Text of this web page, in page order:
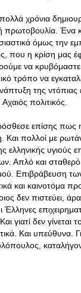
χρόνια
πρωτοβουλία . Ένα
όμως την
που η κρίση μας
να
τρόπο να
της ντόπιας
πολιτικός.
επίσης πως η
Και πολλοί με
υγιούς
Απλό και
Επιβράβευση
και καινοτόμα
δεν πιστεύει,
Έλληνες
γιατί δεν
Και υπεύθυνα.